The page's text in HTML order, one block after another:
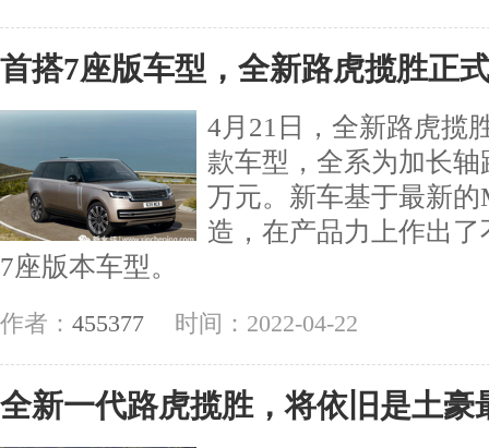
首搭7座版车型，全新路虎揽胜正
4月21日，全新路虎揽
款车型，全系为加长轴
万元。新车基于最新
造，在产品力上作出
7座版本车型。
作者： 455377 时间：2022-04-22
全新一代路虎揽胜，将依旧是土豪